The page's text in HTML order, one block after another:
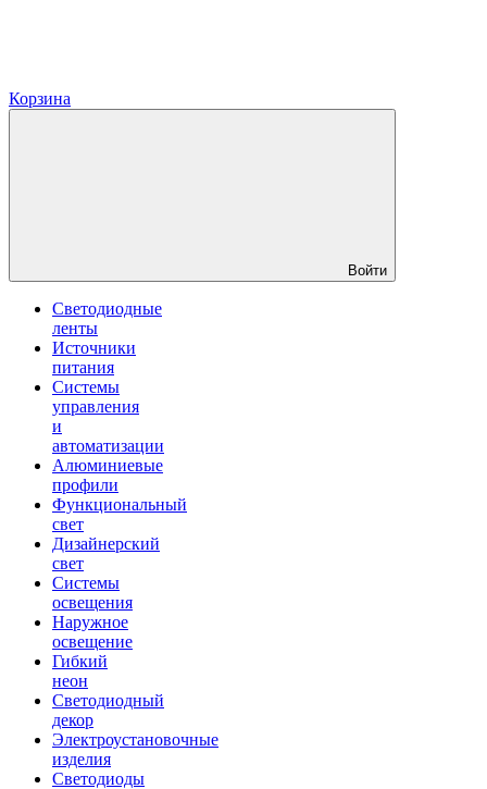
Корзина
Войти
Светодиодные
ленты
Источники
питания
Системы
управления
и
автоматизации
Алюминиевые
профили
Функциональный
свет
Дизайнерский
свет
Системы
освещения
Наружное
освещение
Гибкий
неон
Светодиодный
декор
Электроустановочные
изделия
Светодиоды